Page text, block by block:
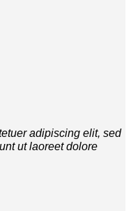
adipiscing elit, sed
ut laoreet dolore